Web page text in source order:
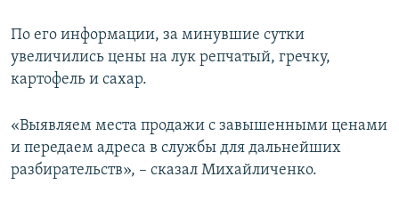
По его информации, за минувшие сутки
увеличились цены на лук репчатый, гречку,
картофель и сахар.
«Выявляем места продажи с завышенными ценами
и передаем адреса в службы для дальнейших
разбирательств», – сказал Михайличенко.